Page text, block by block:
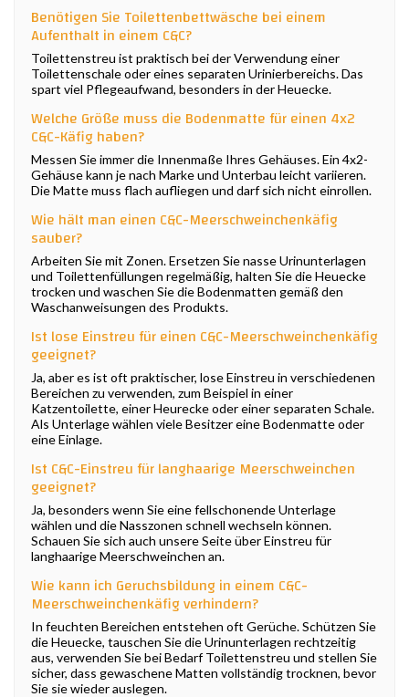
Benötigen Sie Toilettenbettwäsche bei einem
Aufenthalt in einem C&C?
Toilettenstreu ist praktisch bei der Verwendung einer
Toilettenschale oder eines separaten Urinierbereichs. Das
spart viel Pflegeaufwand, besonders in der Heuecke.
Welche Größe muss die Bodenmatte für einen 4x2
C&C-Käfig haben?
Messen Sie immer die Innenmaße Ihres Gehäuses. Ein 4x2-
Gehäuse kann je nach Marke und Unterbau leicht variieren.
Die Matte muss flach aufliegen und darf sich nicht einrollen.
Wie hält man einen C&C-Meerschweinchenkäfig
sauber?
Arbeiten Sie mit Zonen. Ersetzen Sie nasse Urinunterlagen
und Toilettenfüllungen regelmäßig, halten Sie die Heuecke
trocken und waschen Sie die Bodenmatten gemäß den
Waschanweisungen des Produkts.
Ist lose Einstreu für einen C&C-Meerschweinchenkäfig
geeignet?
Ja, aber es ist oft praktischer, lose Einstreu in verschiedenen
Bereichen zu verwenden, zum Beispiel in einer
Katzentoilette, einer Heurecke oder einer separaten Schale.
Als Unterlage wählen viele Besitzer eine Bodenmatte oder
eine Einlage.
Ist C&C-Einstreu für langhaarige Meerschweinchen
geeignet?
Ja, besonders wenn Sie eine fellschonende Unterlage
wählen und die Nasszonen schnell wechseln können.
Schauen Sie sich auch unsere Seite über Einstreu für
langhaarige Meerschweinchen an.
Wie kann ich Geruchsbildung in einem C&C-
Meerschweinchenkäfig verhindern?
In feuchten Bereichen entstehen oft Gerüche. Schützen Sie
die Heuecke, tauschen Sie die Urinunterlagen rechtzeitig
aus, verwenden Sie bei Bedarf Toilettenstreu und stellen Sie
sicher, dass gewaschene Matten vollständig trocknen, bevor
Sie sie wieder auslegen.